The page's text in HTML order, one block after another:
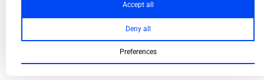
Accept all
Deny all
Preferences